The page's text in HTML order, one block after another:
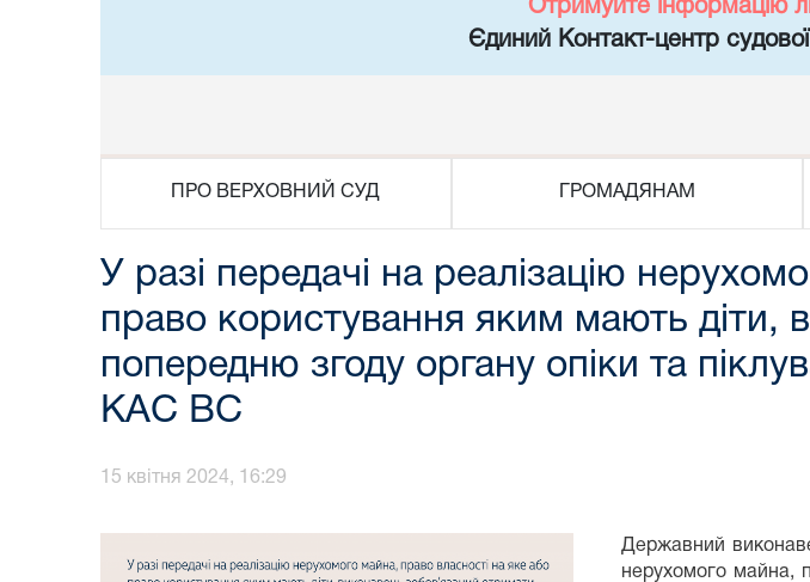
Отримуйте інформацію
Єдиний Контакт-центр
ПРО ВЕРХОВНИЙ СУД ГРОМАДЯНАМ
У разі передачі на реалізацію
право користування яким мають діти,
попередню згоду органу опіки та
КАС ВС
15 квітня 2024, 16:29
Державний
нерухомого майна,